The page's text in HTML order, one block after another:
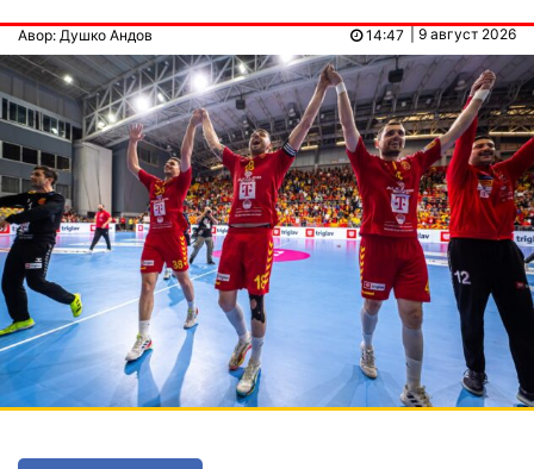
Авор: Душко Андов | 9 август 2026
14:47